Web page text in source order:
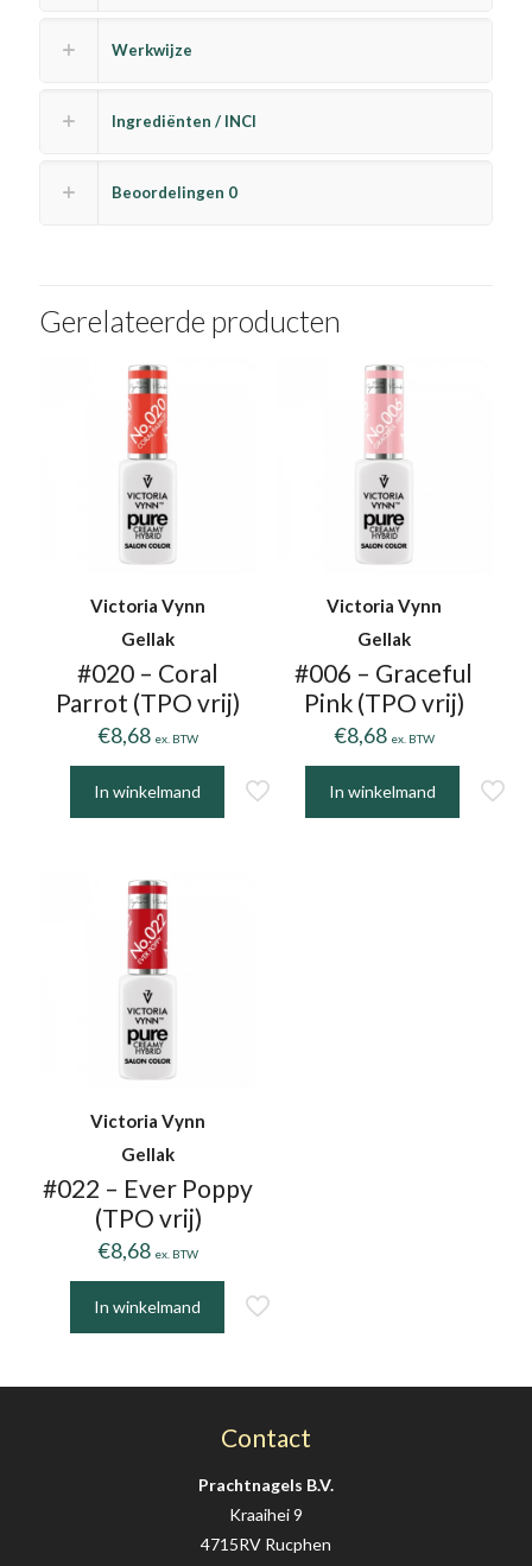
Werkwijze
Ingrediënten / INCI
Beoordelingen 0
Gerelateerde producten
Victoria Vynn
Gellak
#020 – Coral
Parrot (TPO vrij)
€8,68 ex. BTW
In winkelmand
Victoria Vynn
Gellak
#006 – Graceful
Pink (TPO vrij)
€8,68 ex. BTW
In winkelmand
Victoria Vynn
Gellak
#022 – Ever Poppy
(TPO vrij)
€8,68 ex. BTW
In winkelmand
Contact
Prachtnagels B.V.
Kraaihei 9
4715RV Rucphen